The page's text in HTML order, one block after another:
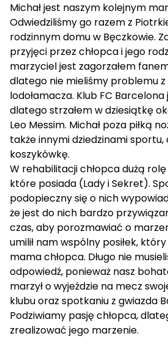
Michał jest naszym kolejnym
Odwiedziliśmy go razem z
rodzinnym domu w Bęczkowie.
przyjęci przez chłopca i jego
marzyciel jest zagorzałem
dlatego nie mieliśmy problemu
lodołamacza. Klub FC
dlatego strzałem w dziesiątkę
Leo Messim. Michał poza piłką
także innymi dziedzinami
koszykówkę.
W rehabilitacji chłopca dużą
które posiada (Lady i Sekret).
podopieczny się o nich
że jest do nich bardzo
czas, aby porozmawiać o
umilił nam wspólny posiłek,
mama chłopca. Długo nie
odpowiedź, ponieważ nasz
marzył o wyjeździe na mecz
klubu oraz spotkaniu z gwiazda
Podziwiamy pasję chłopca,
zrealizować jego marzenie.